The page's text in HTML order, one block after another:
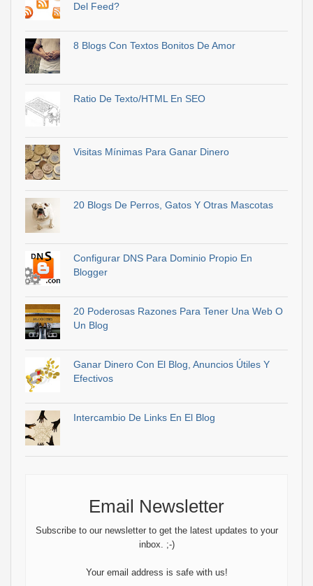
Del Feed?
8 Blogs Con Textos Bonitos De Amor
Ratio De Texto/HTML En SEO
Visitas Mínimas Para Ganar Dinero
20 Blogs De Perros, Gatos Y Otras Mascotas
Configurar DNS Para Dominio Propio En
Blogger
20 Poderosas Razones Para Tener Una Web O
Un Blog
Ganar Dinero Con El Blog, Anuncios Útiles Y
Efectivos
Intercambio De Links En El Blog
Email Newsletter
Subscribe to our newsletter to get the latest updates to your
inbox. ;-)
Your email address is safe with us!